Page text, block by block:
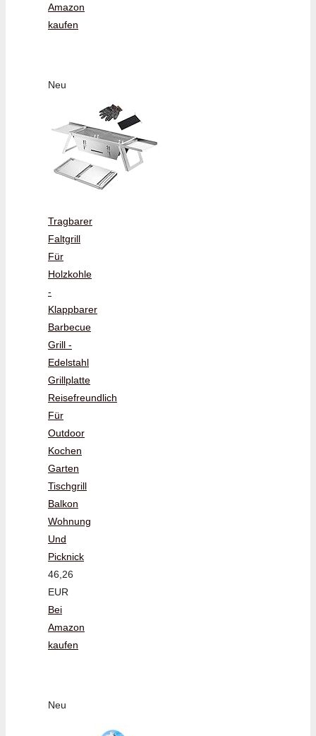
Amazon
kaufen
Neu
Tragbarer
Faltgrill
Für
Holzkohle
-
Klappbarer
Barbecue
Grill -
Edelstahl
Grillplatte
Reisefreundlich
Für
Outdoor
Kochen
Garten
Tischgrill
Balkon
Wohnung
Und
Picknick
46,26
EUR
Bei
Amazon
kaufen
Neu